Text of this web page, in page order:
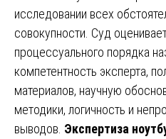
исследовании всех
совокупности. Суд
процессуального порядка
компетентность эксперта,
материалов, научную
методики, логичность и
выводов. Экспертиза